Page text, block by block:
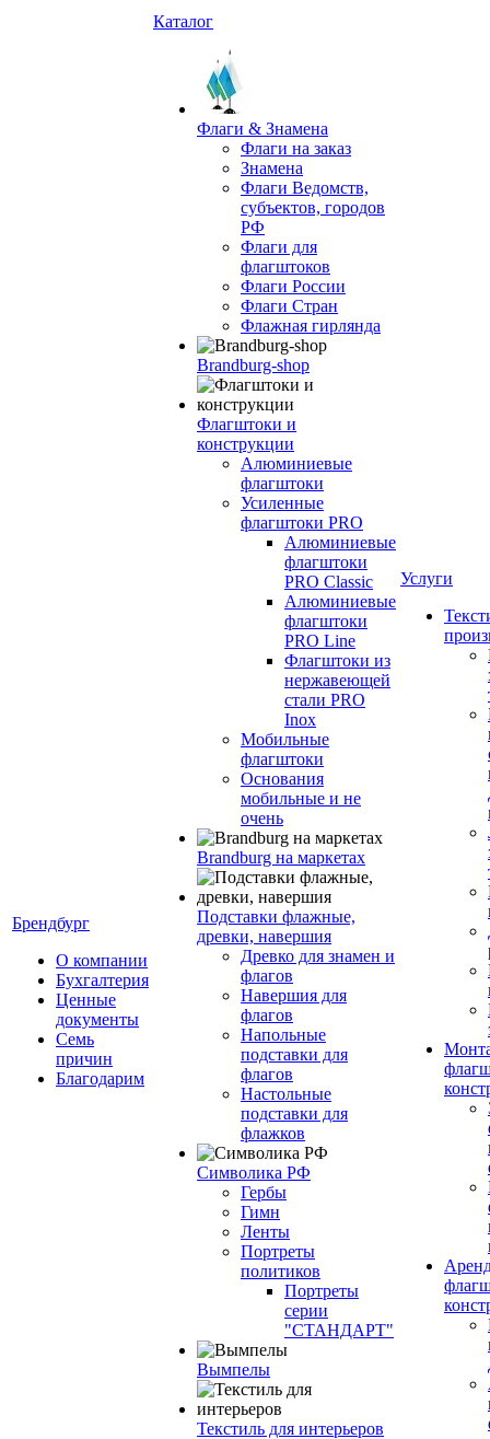
Брендбург
О компании
Бухгалтерия
Ценные
документы
Семь
причин
Благодарим
Каталог
Флаги & Знамена
Флаги на заказ
Знамена
Флаги Ведомств,
субъектов, городов
РФ
Флаги для
флагштоков
Флаги России
Флаги Стран
Флажная гирлянда
Brandburg-shop
Флагштоки и
конструкции
Алюминиевые
флагштоки
Усиленные
флагштоки PRO
Алюминиевые
флагштоки
PRO Classic
Алюминиевые
флагштоки
PRO Line
Флагштоки из
нержавеющей
стали PRO
Inox
Мобильные
флагштоки
Основания
мобильные и не
очень
Brandburg на маркетах
Подставки флажные,
древки, навершия
Древко для знамен и
флагов
Навершия для
флагов
Напольные
подставки для
флагов
Настольные
подставки для
флажков
Символика РФ
Гербы
Гимн
Ленты
Портреты
политиков
Портреты
серии
"СТАНДАРТ"
Вымпелы
Текстиль для интерьеров
Услуги